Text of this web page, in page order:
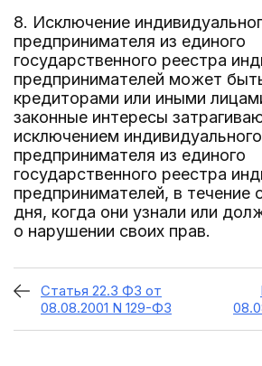
8. Исключение
предпринимателя из единого
государственного реестра
предпринимателей может
кредиторами или иными
законные интересы
исключением индивидуального
предпринимателя из единого
государственного реестра
предпринимателей, в течение
дня, когда они узнали или
о нарушении своих прав.
Статья 22.3 ФЗ от
08.08.2001 N 129-ФЗ